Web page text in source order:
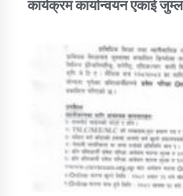
कार्यक्रम कार्यान्वयन एकाई